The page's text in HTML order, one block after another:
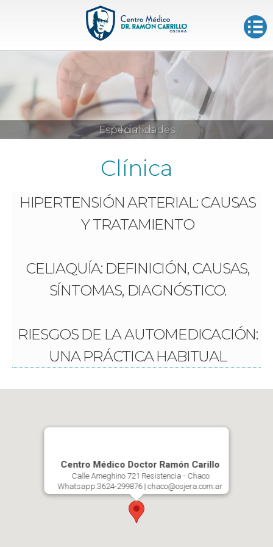
Turnos
Especialidades
Clínica
HIPERTENSIÓN ARTERIAL: CAUSAS
Y TRATAMIENTO
CELIAQUÍA: DEFINICIÓN, CAUSAS,
SÍNTOMAS, DIAGNÓSTICO.
RIESGOS DE LA AUTOMEDICACIÓN:
UNA PRÁCTICA HABITUAL
Centro Médico Doctor Ramón Carillo
Calle Ameghino 721 Resistencia - Chaco
Whatsapp:3624-299876 | chaco@osjera.com.ar